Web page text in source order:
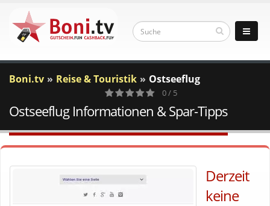
Boni.tv Reise & Touristik Ostseeflug
0
Votes
0 / 5
Ostseeflug Informationen & Spar-Tipps
Derzeit
keine